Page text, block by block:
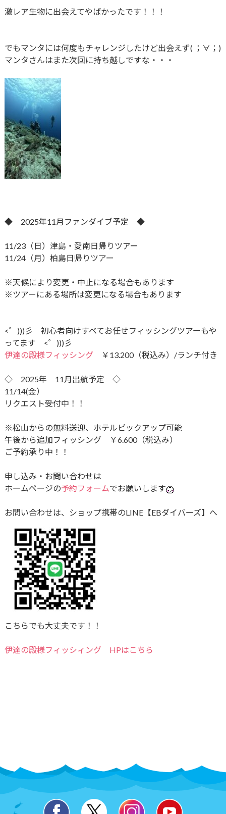
激レア生物に出会えてやばかったです！！！
でもマンタには何度もチャレンジしたけど出会えず( ；∀；)
マンタさんはまた次回に持ち越しですな・・・
◆ 2025年11月ファンダイブ予定 ◆
11/23（日）津島・愛南日帰りツアー
11/24（月）柏島日帰りツアー
※天候により変更・中止になる場合もあります
※ツアーにある場所は変更になる場合もあります
<゜)))彡 初心者向けすべてお任せフィッシングツアーもや
ってます <゜)))彡
伊達の殿様フィッシング ￥13.200（税込み）/ランチ付き
◇ 2025年 11月出航予定 ◇
11/14(金）
リクエスト受付中！！
※松山からの無料送迎、ホテルピックアップ可能
午後から追加フィッシング ￥6.600（税込み）
ご予約承り中！！
申し込み・お問い合わせは
ホームページの予約フォームでお願いします
お問い合わせは、ショップ携帯のLINE【EBダイバーズ】へ
こちらでも大丈夫です！！
伊達の殿様フィッシィング HPはこちら